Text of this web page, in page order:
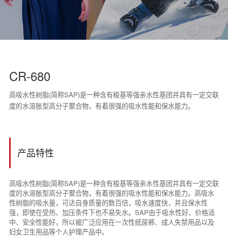
CR-680
高吸水性树脂(简称SAP)是一种含有梭基等强亲水性基团并具有一定交联
度的水溶胀型高分子聚合物，有着很强的吸水性能和保水能力。
产品特性
高吸水性树脂(简称SAP)是一种含有梭基等强亲水性基团并具有一定交联
度的水溶胀型高分子聚合物，有着很强的吸水性能和保水能力。高吸水
性树脂的吸水量，可达自身质量的数百倍，吸水速度快，并且保水性
强，即使在受热、加压条件下也不易失水。SAP由于吸水性好、价格适
中、安全性能好，所以被广泛应用在一次性纸尿裤、成人失禁用品以及
妇女卫生用品等个人护理产品中。